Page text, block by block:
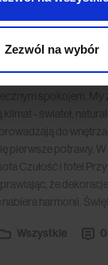
Zezwól na wybór
święta
- świateł,
do
pierwsze potrawy.
Czułość i fotel
że
harmonii.
Wszystkie